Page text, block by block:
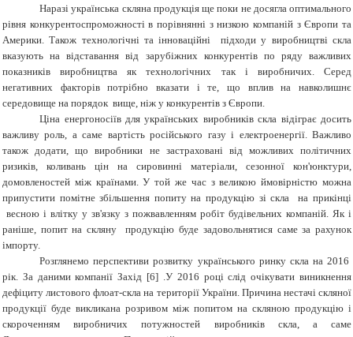
Наразі українська скляна продукція ще поки не досягла оптимального
рівня конкурентоспроможності в порівнянні з низкою компаній з Європи та
Америки. Також технологічні та інноваційні підходи у виробництві скла
вказують на відставання від зарубіжних конкурентів по ряду важливих
показників виробництва як технологічних так і виробничих. Серед
негативних факторів потрібно вказати і те, що вплив на навколишнє
середовище на порядок вище, ніж у конкурентів з Європи.
Ціна енергоносіїв для українських виробників скла відіграє досить
важливу роль, а саме вартість російського газу і електроенергії. Важливо
також додати, що виробники не застраховані від можливих політичних
ризиків, коливань цін на сировинні матеріали, сезонної кон'юнктури,
домовленостей між країнами. У той же час з великою ймовірністю можна
припустити помітне збільшення попиту на продукцію зі скла на прикінці
весною і влітку у зв'язку з пожвавленням робіт будівельних компаній. Як і
раніше, попит на скляну продукцію буде задовольнятися саме за рахунок
імпорту.
Розглянемо перспективи розвитку українського ринку скла на 2016
рік. За даними компанії Захід [6] .У 2016 році слід очікувати виникнення
дефіциту листового флоат-скла на території України. Причина нестачі скляної
продукції буде викликана розривом між попитом на скляною продукцію і
скороченням виробничих потужностей виробників скла, а саме